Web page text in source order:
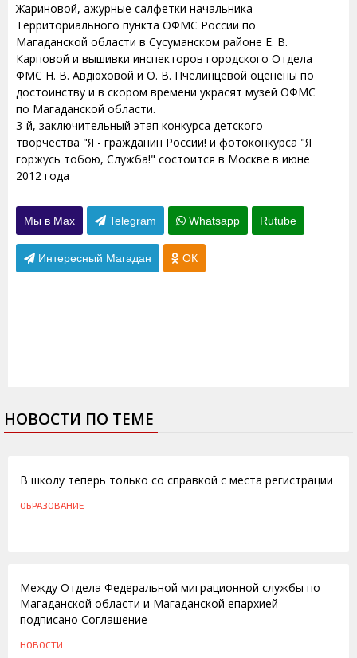
Жариновой, ажурные салфетки начальника
Территориального пункта ОФМС России по
Магаданской области в Сусуманском районе Е. В.
Карповой и вышивки инспекторов городского Отдела
ФМС Н. В. Авдюховой и О. В. Пчелинцевой оценены по
достоинству и в скором времени украсят музей ОФМС
по Магаданской области.
3-й, заключительный этап конкурса детского
творчества "Я - гражданин России! и фотоконкурса "Я
горжусь тобою, Служба!" состоится в Москве в июне
2012 года
Мы в Max Telegram Whatsapp Rutube
Интересный Магадан ОК
НОВОСТИ ПО ТЕМЕ
В школу теперь только со справкой с места регистрации
ОБРАЗОВАНИЕ
Между Отдела Федеральной миграционной службы по
Магаданской области и Магаданской епархией
подписано Соглашение
НОВОСТИ